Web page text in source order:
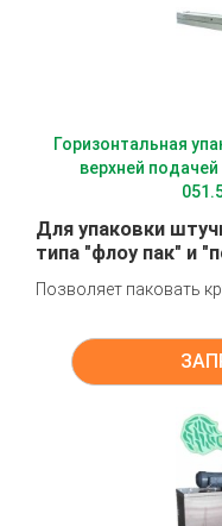
Горизонтальная
верхней
Для упаковки
типа "флоу пак" и
Позволяет паковать